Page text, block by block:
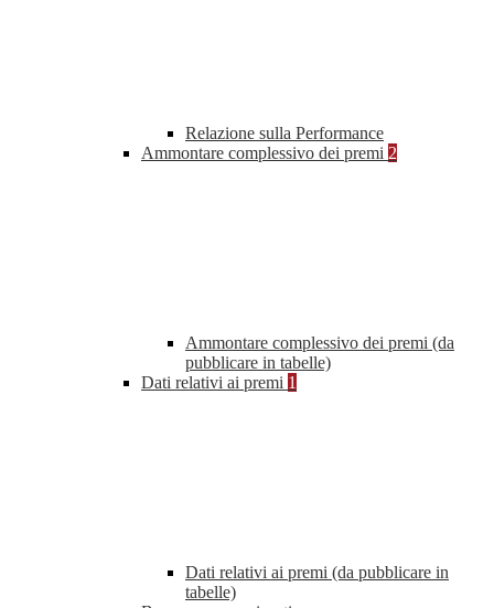
Relazione sulla Performance
Ammontare complessivo dei premi 2
Ammontare complessivo dei premi (da
pubblicare in tabelle)
Dati relativi ai premi 1
Dati relativi ai premi (da pubblicare in
tabelle)